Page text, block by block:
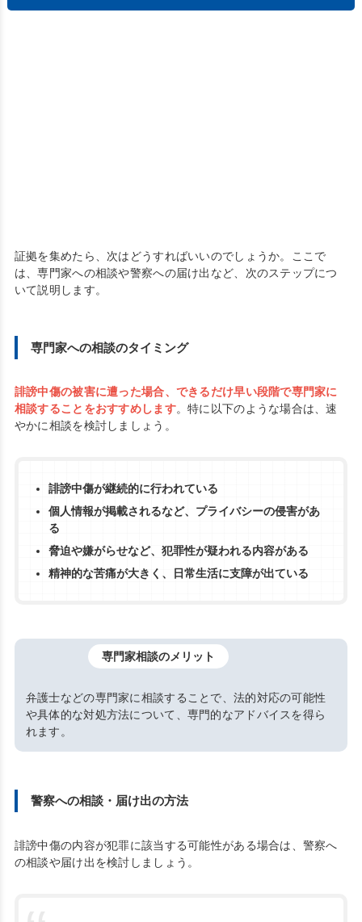
証拠を集めたら、次はどうすればいいのでしょうか。ここで
は、専門家への相談や警察への届け出など、次のステップにつ
いて説明します。
専門家への相談のタイミング
誹謗中傷の被害に遭った場合、できるだけ早い段階で専門家に
相談することをおすすめします。特に以下のような場合は、速
やかに相談を検討しましょう。
誹謗中傷が継続的に行われている
個人情報が掲載されるなど、プライバシーの侵害があ
る
脅迫や嫌がらせなど、犯罪性が疑われる内容がある
精神的な苦痛が大きく、日常生活に支障が出ている
専門家相談のメリット
弁護士などの専門家に相談することで、法的対応の可能性
や具体的な対処方法について、専門的なアドバイスを得ら
れます。
警察への相談・届け出の方法
誹謗中傷の内容が犯罪に該当する可能性がある場合は、警察へ
の相談や届け出を検討しましょう。